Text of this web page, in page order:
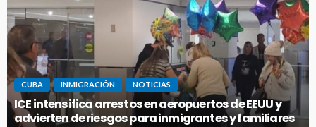
CUBA INMIGRACIÓN NOTICIAS
Panamá expulsa a cubanoamericano buscado en
Florida por presunto narcotráfico